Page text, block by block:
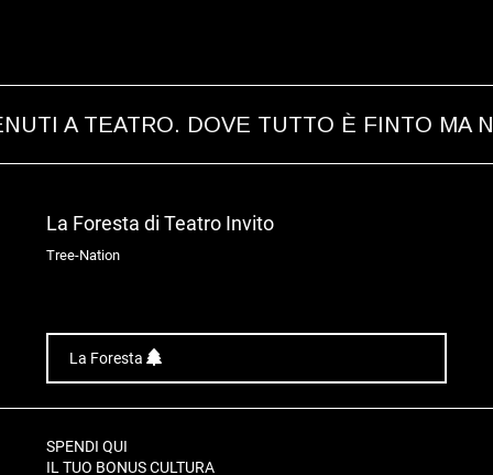
A TEATRO. DOVE TUTTO È FINTO MA
La Foresta di Teatro Invito
Tree-Nation
La Foresta
SPENDI QUI
IL TUO BONUS CULTURA